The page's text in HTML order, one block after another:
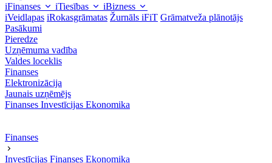
iFinanses iTiesības
iBizness
iVeidlapas iRokasgrāmatas Žurnāls iFiT Grāmatveža plānotājs
Pasākumi
Pieredze
Uzņēmuma vadība
Valdes loceklis
Finanses
Elektronizācija
Jaunais uzņēmējs
Finanses Investīcijas Ekonomika
Finanses
Investīcijas Finanses Ekonomika